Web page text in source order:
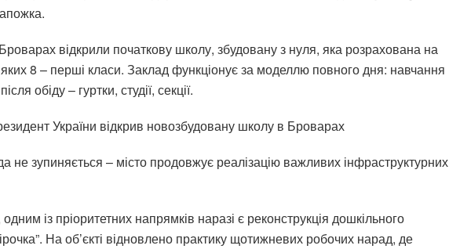
відкрили початкову школу, збудовану з нуля, яка розрахована на
8 – перші класи. Заклад функціонує за моделлю повного дня: навчання
обіду – гуртки, студії, секції.
України відкрив новозбудовану школу в Броварах
не зупиняється – місто продовжує реалізацію важливих інфраструктурних
із пріоритетних напрямків наразі є реконструкція дошкільного
На об’єкті відновлено практику щотижневих робочих нарад, де